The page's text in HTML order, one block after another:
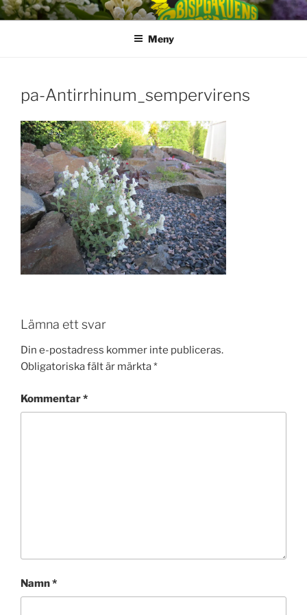
Hoppa
till
Meny
pa-Antirrhinum_sempervirens
Lämna ett svar
Din e-postadress kommer inte publiceras.
Obligatoriska fält är märkta*
Kommentar*
Namn*